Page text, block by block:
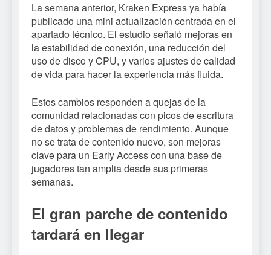
La semana anterior, Kraken Express ya había
publicado una mini actualización centrada en el
apartado técnico. El estudio señaló mejoras en
la estabilidad de conexión, una reducción del
uso de disco y CPU, y varios ajustes de calidad
de vida para hacer la experiencia más fluida.
Estos cambios responden a quejas de la
comunidad relacionadas con picos de escritura
de datos y problemas de rendimiento. Aunque
no se trata de contenido nuevo, son mejoras
clave para un Early Access con una base de
jugadores tan amplia desde sus primeras
semanas.
El gran parche de contenido
tardará en llegar